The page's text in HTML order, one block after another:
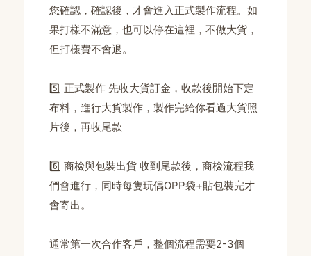
您確認，確認後，才會進入正式製作流程。如
果打樣不滿意，也可以停在這裡，不做大貨，
但打樣費不會退。
5️⃣ 正式製作 先收大貨訂金，收款後開始下定
布料，進行大貨製作，製作完給你看過大貨照
片後，再收尾款
6️⃣ 商檢與包裝出貨 收到尾款後，商檢流程我
們會進行，同時每隻玩偶OPP袋+貼包裝完才
會寄出。
通常第一次合作客戶，整個流程需要2-3個